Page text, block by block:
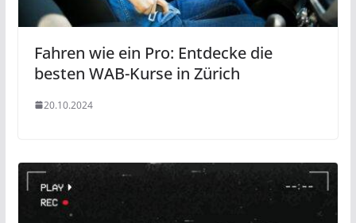
Fahren wie ein Pro: Entdecke die
besten WAB-Kurse in Zürich
20.10.2024